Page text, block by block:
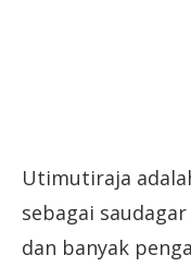
Utimutiraja
sebagai
dan banyak